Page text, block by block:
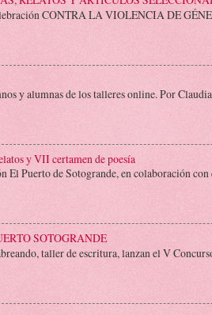
CONTRA LA VIOLENCIA DE
y alumnas de los talleres online. Por
y VII certamen de poesía
Puerto de Sotogrande, en colaboración
SOTOGRANDE
taller de escritura, lanzan el V